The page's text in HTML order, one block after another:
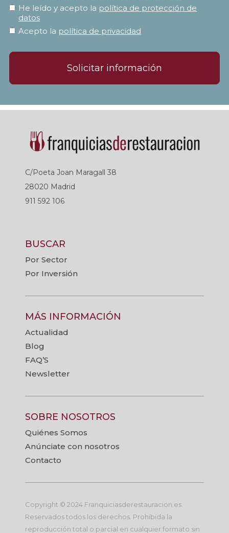
He leído y acepto la política de protección de
datos
Acepto la política de privacidad
Solicitar información
C/Poeta Joan Maragall 38
28020 Madrid
911 592 106
BUSCAR
Por Sector
Por Inversión
MÁS INFORMACIÓN
Actualidad
Blog
FAQ’S
Newsletter
SOBRE NOSOTROS
Quiénes Somos
Anúnciate con nosotros
Contacto
Copyright © 2024 Franquiciasderestauracion.es.
Reservados todos los derechos. Prohibida la
reproducción total o parcial en cualquier formato sin